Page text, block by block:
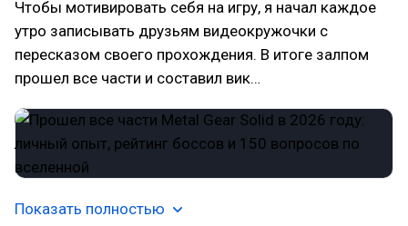
Чтобы мотивировать себя на игру, я начал каждое
утро записывать друзьям видеокружочки с
пересказом своего прохождения. В итоге залпом
прошел все части и составил вик…
Показать полностью